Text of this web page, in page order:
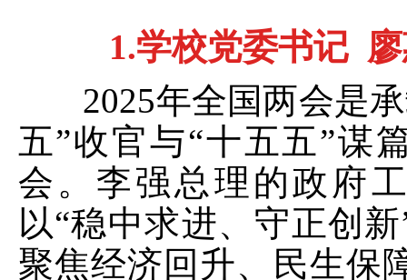
1.学校党委书记
2025年全国两会是
五”收官与“十五五”谋
会。李强总理的政府
以“稳中求进、守正创
聚焦经济回升、民生保